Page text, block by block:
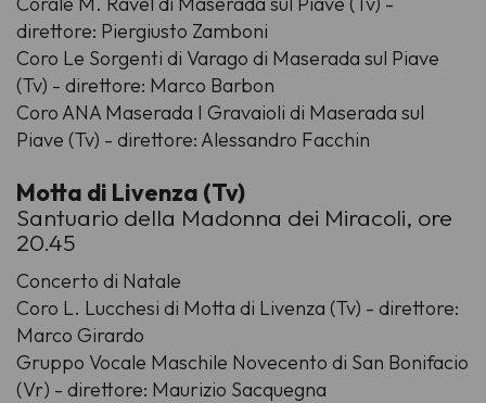
direttore: Piergiusto Zamboni
Coro Le Sorgenti di Varago di Maserada sul Piave
(Tv) - direttore: Marco Barbon
Coro ANA Maserada I Gravaioli di Maserada sul
Piave (Tv) - direttore: Alessandro Facchin
Motta di Livenza (Tv)
Santuario della Madonna dei Miracoli, ore
20.45
Concerto di Natale
Coro L. Lucchesi di Motta di Livenza (Tv) - direttore:
Marco Girardo
Gruppo Vocale Maschile Novecento di San Bonifacio
(Vr) - direttore: Maurizio Sacquegna